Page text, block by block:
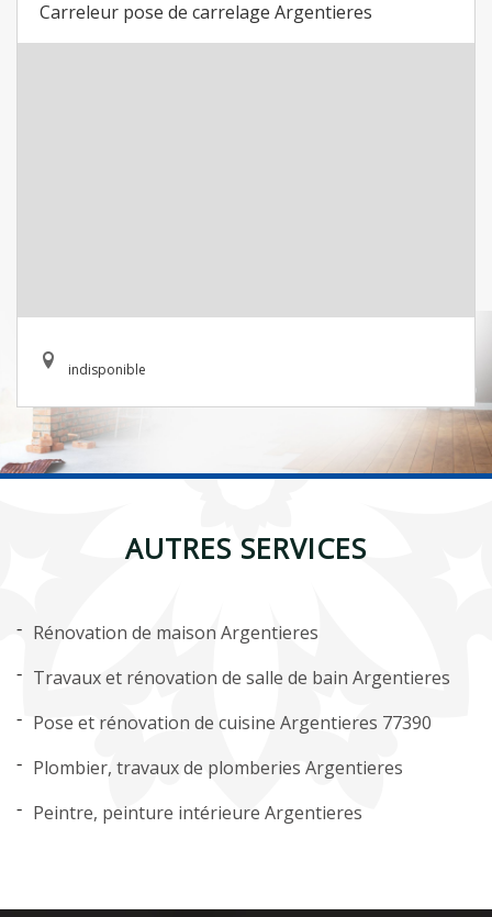
Carreleur pose de carrelage Argentieres
indisponible
AUTRES SERVICES
Rénovation de maison Argentieres
Travaux et rénovation de salle de bain Argentieres
Pose et rénovation de cuisine Argentieres 77390
Plombier, travaux de plomberies Argentieres
Peintre, peinture intérieure Argentieres